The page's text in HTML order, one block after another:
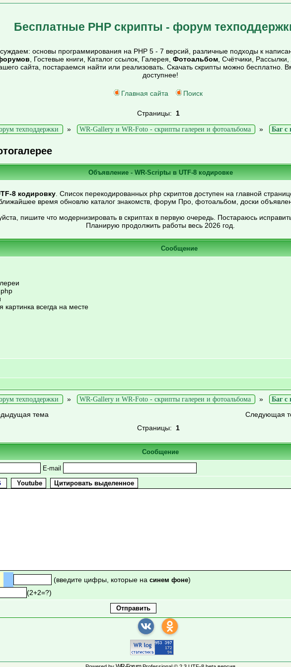
Бесплатные PHP скрипты - форум
основы программирования на PHP 5 - 7 версий, различные подходы к
, Гостевые книги, Каталог ссылок, Галерея, Фотоальбом, Счётчики,
сайта, постараемся найти или реализовать. Скачать скрипты можно бесплатно.
доступнее!
Главная сайта Поиск
Страницы: 1
техподдержки » WR-Gallery и WR-Foto - скрипты галереи и фотоальбома » Баг с
Объявление - WR-Scriptы в UTF-8 кодировке
8 кодировку. Список перекодированных php скриптов доступен на главной
время обновлю каталог знакомств, форум Про, фотоальбом, доски
пишите что модернизировать в скриптах в первую очередь. Постараюсь
Планирую продолжить работы весь 2026 год.
Сообщение
всегда на месте
техподдержки » WR-Gallery и WR-Foto - скрипты галереи и фотоальбома » Баг с
тема Следующая
Страницы: 1
Сообщение
E-mail
(введите цифры, которые на синем фоне)
(2+2=?)